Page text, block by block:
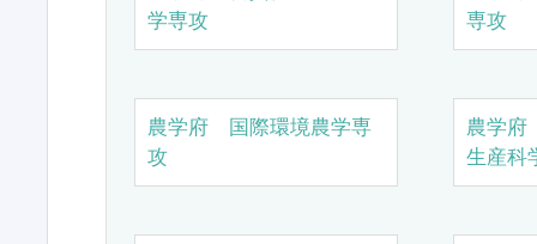
学専攻
専攻
農学府 国際環境農学専
攻
農学
生産科